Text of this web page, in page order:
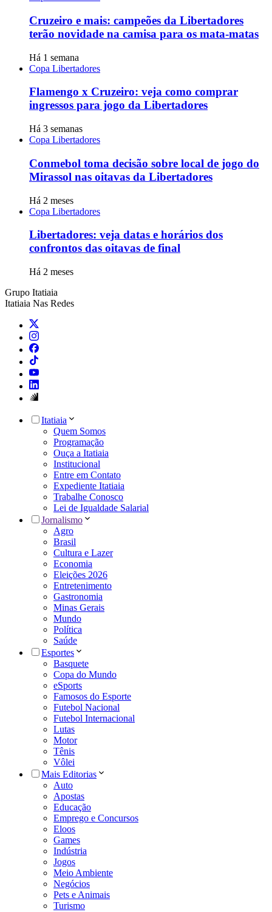
Cruzeiro e mais: campeões da Libertadores
terão novidade na camisa para os mata-matas
Há 1 semana
Copa Libertadores
Flamengo x Cruzeiro: veja como comprar
ingressos para jogo da Libertadores
Há 3 semanas
Copa Libertadores
Conmebol toma decisão sobre local de jogo do
Mirassol nas oitavas da Libertadores
Há 2 meses
Copa Libertadores
Libertadores: veja datas e horários dos
confrontos das oitavas de final
Há 2 meses
Grupo Itatiaia
Itatiaia Nas Redes
Itatiaia
Quem Somos
Programação
Ouça a Itatiaia
Institucional
Entre em Contato
Expediente Itatiaia
Trabalhe Conosco
Lei de Igualdade Salarial
Jornalismo
Agro
Brasil
Cultura e Lazer
Economia
Eleições 2026
Entretenimento
Gastronomia
Minas Gerais
Mundo
Política
Saúde
Esportes
Basquete
Copa do Mundo
eSports
Famosos do Esporte
Futebol Nacional
Futebol Internacional
Lutas
Motor
Tênis
Vôlei
Mais Editorias
Auto
Apostas
Educação
Emprego e Concursos
Eloos
Games
Indústria
Jogos
Meio Ambiente
Negócios
Pets e Animais
Turismo